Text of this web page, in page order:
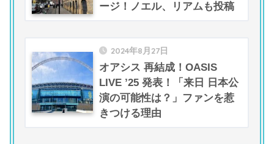
ージ！ノエル、リアムも投稿
2024年8月27日
オアシス 再結成！OASIS
LIVE ’25 発表！「来日 日本公
演の可能性は？」ファンを惹
きつける理由